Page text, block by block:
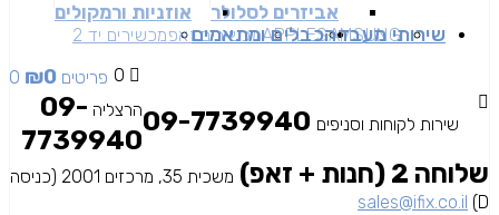
אביזרים לסלולר אוזניות ורמקולים
SAMSUNG
APPLEמכשירים זאפמכשירים יד 2 שירותי מעבדהכבלים ומתאמים
0 0 פריטים ₪0
שירות לקוחות וסניפים
הרצליה 09-
7739940
שלוחה 2 (חנות + זאפ)
משכית 35, מרכזים 2001 (כניסה
D)
sales@ifix.co.il